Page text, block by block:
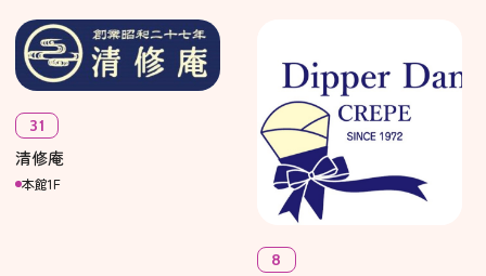
31
清修庵
本館1F
8